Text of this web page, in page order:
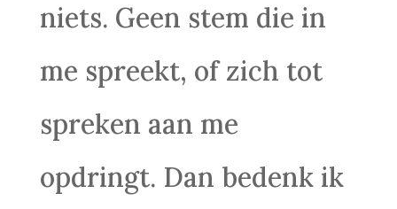
niets. Geen stem die in
me spreekt, of zich tot
spreken aan me
opdringt. Dan bedenk ik